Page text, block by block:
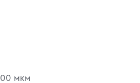
мкм